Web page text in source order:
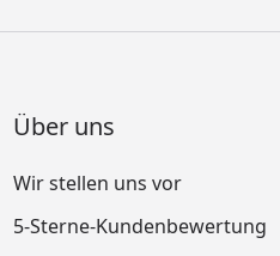
Über uns
Wir stellen uns vor
5-Sterne-Kundenbewertung